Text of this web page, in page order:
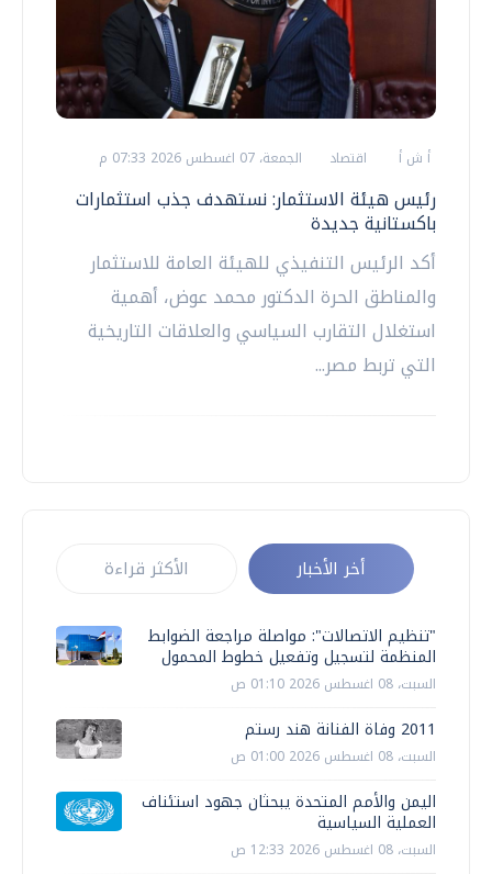
أ ش أ اقتصاد الجمعة، 07 اغسطس 2026 07:33 م
رئيس هيئة الاستثمار: نستهدف جذب استثمارات
باكستانية جديدة
أكد الرئيس التنفيذي للهيئة العامة للاستثمار
والمناطق الحرة الدكتور محمد عوض، أهمية
استغلال التقارب السياسي والعلاقات التاريخية
التي تربط مصر...
أخر الأخبار الأكثر قراءة
"تنظيم الاتصالات": مواصلة مراجعة الضوابط
المنظمة لتسجيل وتفعيل خطوط المحمول
السبت، 08 اغسطس 2026 01:10 ص
2011 وفاة الفنانة هند رستم
السبت، 08 اغسطس 2026 01:00 ص
اليمن والأمم المتحدة يبحثان جهود استئناف
العملية السياسية
السبت، 08 اغسطس 2026 12:33 ص